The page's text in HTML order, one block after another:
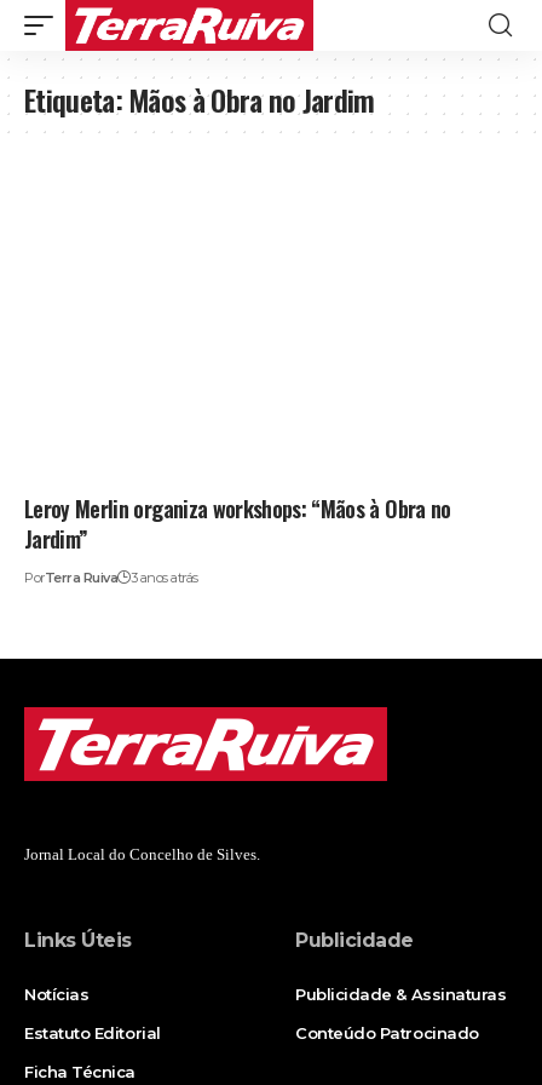
Etiqueta:Mãos à Obra no Jardim
Leroy Merlin organiza workshops: “Mãos à Obra no
Jardim”
PorTerra Ruiva 3 anos atrás
Jornal Local do Concelho de Silves.
Links Úteis
Notícias
Estatuto Editorial
Ficha Técnica
Publicidade
Publicidade & Assinaturas
Conteúdo Patrocinado